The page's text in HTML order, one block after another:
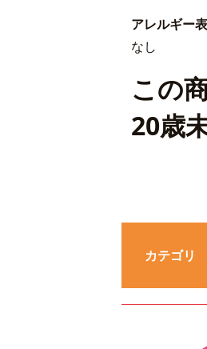
アレルギー
なし
この
20歳
カテゴリ